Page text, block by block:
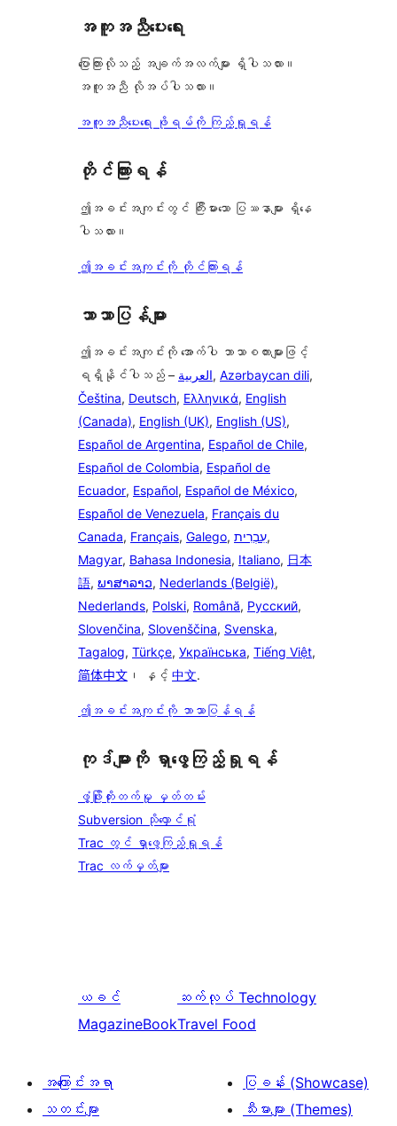
0
စောင်
အကူအညီပေးရေး
ပြောကြားလိုသည့် အချက်အလက်များ ရှိပါသလား။
အကူအညီ လိုအပ်ပါသလား။
အကူအညီပေးရေး ဖိုရမ်ကို ကြည့်ရှုရန်
တိုင်ကြားရန်
ဤအခင်းအကျင်းတွင် ကြီးမားသော ပြဿနာများ ရှိနေ
ပါသလား။
ဤအခင်းအကျင်းကို တိုင်ကြားရန်
ဘာသာပြန်များ
ဤအခင်းအကျင်းကို အောက်ပါ ဘာသာစကားများဖြင့်
ရရှိနိုင်ပါသည် – العربية, Azərbaycan dili,
Čeština, Deutsch, Ελληνικά, English
(Canada), English (UK), English (US),
Español de Argentina, Español de Chile,
Español de Colombia, Español de
Ecuador, Español, Español de México,
Español de Venezuela, Français du
Canada, Français, Galego, עִבְרִית,
Magyar, Bahasa Indonesia, Italiano, 日本
語, ພາສາລາວ, Nederlands (België),
Nederlands, Polski, Română, Русский,
Slovenčina, Slovenščina, Svenska,
Tagalog, Türkçe, Українська, Tiếng Việt,
简体中文 ၊ နှင့် 中文.
ဤအခင်းအကျင်းကို ဘာသာပြန်ရန်
ကုဒ်များကို ရှာဖွေကြည့်ရှုရန်
ဖွံ့ဖြိုးတိုးတက်မှု မှတ်တမ်း
Subversion သိုလှောင်ရုံ
Trac တွင် ရှာဖွေကြည့်ရှုရန်
Trac လက်မှတ်များ
ယခင်
MagazineBook
ဆက်လုပ် Technology
Travel Food
အကြောင်းအရာ
သတင်းများ
ပြခန်း (Showcase)
သီးမားများ (Themes)